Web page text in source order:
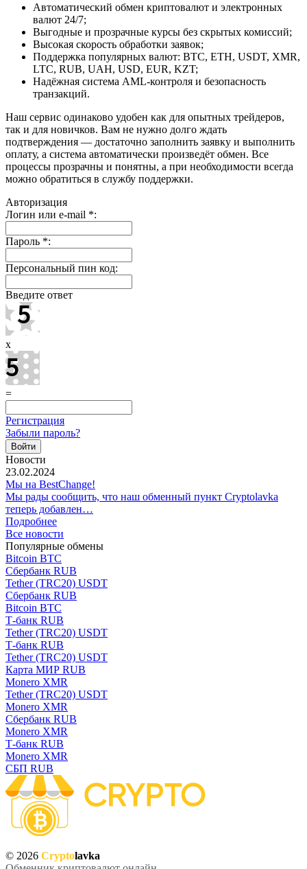
Автоматический обмен криптовалют и электронных
валют 24/7;
Выгодные и прозрачные курсы без скрытых комиссий;
Высокая скорость обработки заявок;
Поддержка популярных валют: BTC, ETH, USDT, XMR,
LTC, RUB, UAH, USD, EUR, KZT;
Надёжная система AML-контроля и безопасность
транзакций.
Наш сервис одинаково удобен как для опытных трейдеров,
так и для новичков. Вам не нужно долго ждать
подтверждения — достаточно заполнить заявку и выполнить
оплату, а система автоматически произведёт обмен. Все
процессы прозрачны и понятны, а при необходимости всегда
можно обратиться в службу поддержки.
Авторизация
Логин или e-mail *:
Пароль *:
Персональный пин код:
Введите ответ
x
=
Регистрация
Забыли пароль?
Новости
23.02.2024
Мы на BestChange!
Мы рады сообщить, что наш обменный пункт Cryptolavka
теперь добавлен…
Подробнее
Все новости
Популярные обмены
Bitcoin BTC
Сбербанк RUB
Tether (TRC20) USDT
Сбербанк RUB
Bitcoin BTC
Т-банк RUB
Tether (TRC20) USDT
Т-банк RUB
Tether (TRC20) USDT
Карта МИР RUB
Monero XMR
Tether (TRC20) USDT
Monero XMR
Сбербанк RUB
Monero XMR
Т-банк RUB
Monero XMR
СБП RUB
© 2026 Cryptolavka